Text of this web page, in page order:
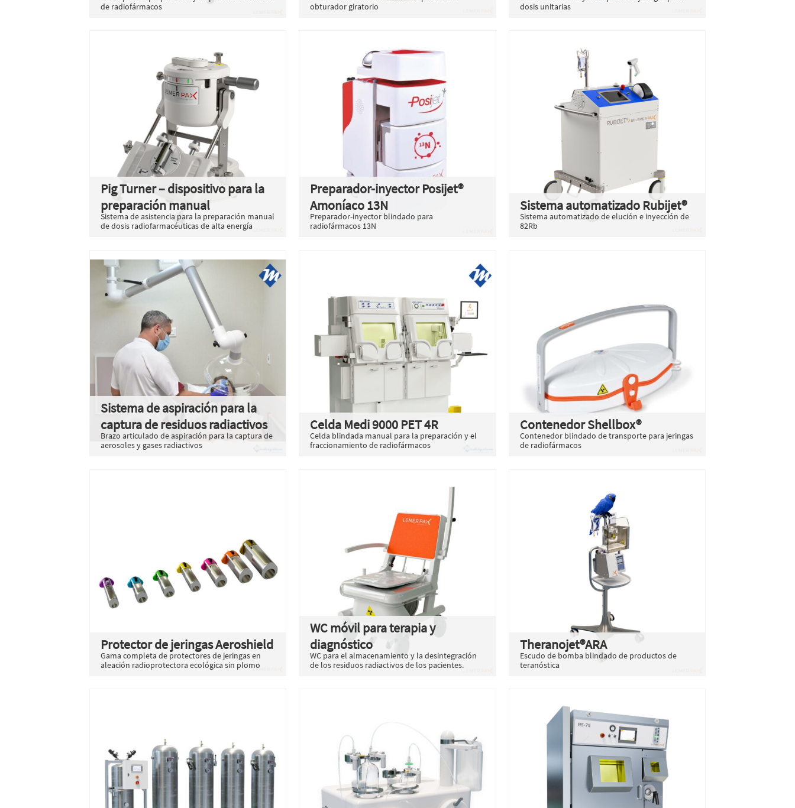
de radiofármacos
obturador giratorio
dosis unitarias
Pig Turner – dispositivo para la
preparación manual
Sistema de asistencia para la preparación manual
de dosis radiofarmacéuticas de alta energía
Preparador-inyector Posijet®
Amoníaco 13N
Preparador-inyector blindado para
radiofármacos 13N
Sistema automatizado Rubijet®
Sistema automatizado de elución e inyección de
82Rb
Sistema de aspiración para la
captura de residuos radiactivos
Brazo articulado de aspiración para la captura de
aerosoles y gases radiactivos
Celda Medi 9000 PET 4R
Celda blindada manual para la preparación y el
fraccionamiento de radiofármacos
Contenedor Shellbox®
Contenedor blindado de transporte para jeringas
de radiofármacos
Protector de jeringas Aeroshield
Gama completa de protectores de jeringas en
aleación radioprotectora ecológica sin plomo
WC móvil para terapia y
diagnóstico
WC para el almacenamiento y la desintegración
de los residuos radiactivos de los pacientes.
Theranojet®ARA
Escudo de bomba blindado de productos de
teranóstica